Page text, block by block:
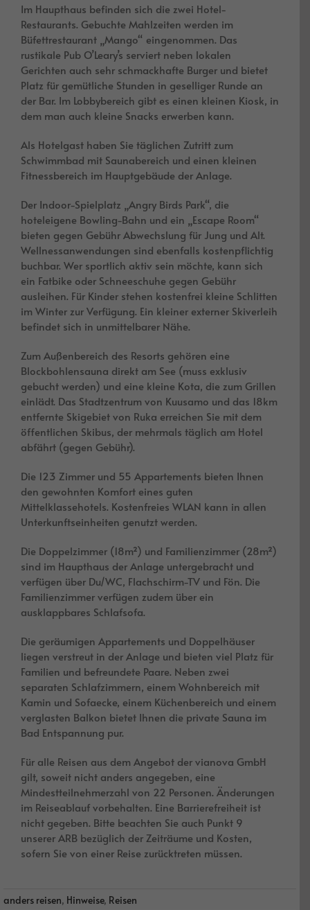
Im Haupthaus befinden sich die zwei Hotel-
Restaurants. Gebuchte Mahlzeiten werden im
Büfettrestaurant „Mango“ eingenommen. Das
rustikale Pub O’Leary’s serviert neben lokalen
Gerichten auch sehr schmackhafte Burger und bietet
Platz für gemütliche Stunden in geselliger Runde an
der Bar. Im Lobbybereich gibt es einen kleinen Kiosk, in
dem man auch kleine Snacks erwerben kann.
Als Hotelgast haben Sie täglichen Zutritt zum
Schwimmbad mit Saunabereich und einen kleinen
Fitnessbereich im Hauptgebäude der Anlage.
Der Indoor-Spielplatz „Angry Birds Park“, die
hoteleigene Bowling-Bahn und ein „Escape Room“
bieten gegen Gebühr Abwechslung für Jung und Alt.
Wellnessanwendungen sind ebenfalls kostenpflichtig
buchbar. Wer sportlich aktiv sein möchte, kann sich
ein Fatbike oder Schneeschuhe gegen Gebühr
ausleihen. Für Kinder stehen kostenfrei kleine Schlitten
im Winter zur Verfügung. Ein kleiner externer Skiverleih
befindet sich in unmittelbarer Nähe.
Zum Außenbereich des Resorts gehören eine
Blockbohlensauna direkt am See (muss exklusiv
gebucht werden) und eine kleine Kota, die zum Grillen
einlädt. Das Stadtzentrum von Kuusamo und das 18km
entfernte Skigebiet von Ruka erreichen Sie mit dem
öffentlichen Skibus, der mehrmals täglich am Hotel
abfährt (gegen Gebühr).
Die 123 Zimmer und 55 Appartements bieten Ihnen
den gewohnten Komfort eines guten
Mittelklassehotels. Kostenfreies WLAN kann in allen
Unterkunftseinheiten genutzt werden.
Die Doppelzimmer (18m²) und Familienzimmer (28m²)
sind im Haupthaus der Anlage untergebracht und
verfügen über Du/WC, Flachschirm-TV und Fön. Die
Familienzimmer verfügen zudem über ein
ausklappbares Schlafsofa.
Die geräumigen Appartements und Doppelhäuser
liegen verstreut in der Anlage und bieten viel Platz für
Familien und befreundete Paare. Neben zwei
separaten Schlafzimmern, einem Wohnbereich mit
Kamin und Sofaecke, einem Küchenbereich und einem
verglasten Balkon bietet Ihnen die private Sauna im
Bad Entspannung pur.
Für alle Reisen aus dem Angebot der vianova GmbH
gilt, soweit nicht anders angegeben, eine
Mindestteilnehmerzahl von 22 Personen. Änderungen
im Reiseablauf vorbehalten. Eine Barrierefreiheit ist
nicht gegeben. Bitte beachten Sie auch Punkt 9
unserer ARB bezüglich der Zeiträume und Kosten,
sofern Sie von einer Reise zurücktreten müssen.
anders reisen, Hinweise, Reisen